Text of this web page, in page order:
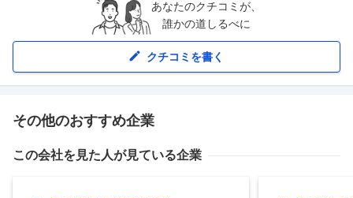
あなたのクチコミが、
誰かの道しるべに
クチコミを書く
その他のおすすめ企業
この会社を見た人が見ている企業